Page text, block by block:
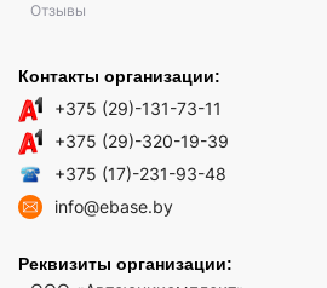
Отзывы
Контакты организации:
+375 (29)-131-73-11
+375 (29)-320-19-39
+375 (17)-231-93-48
info@ebase.by
Реквизиты организации: